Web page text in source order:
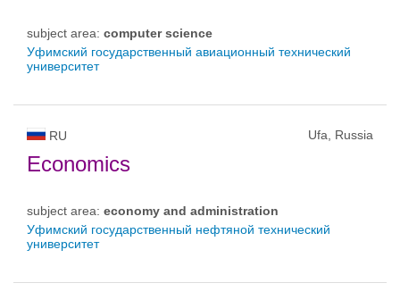
subject area: computer science
Уфимский государственный авиационный технический
университет
RU Ufa, Russia
Economics
subject area: economy and administration
Уфимский государственный нефтяной технический
университет